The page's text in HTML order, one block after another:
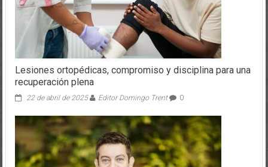
Lesiones ortopédicas, compromiso y disciplina para una
recuperación plena
22 de abril de 2025 Editor Domingo Trent 0